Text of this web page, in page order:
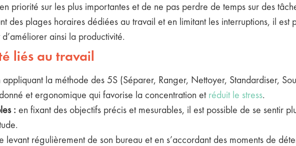
priorité sur les plus importantes et de ne pas perdre de temps sur des
des plages horaires dédiées au travail et en limitant les interruptions, il est
ainsi la productivité.
liés au travail
appliquant la méthode des 5S (Séparer, Ranger, Nettoyer, Standardiser,
et ergonomique qui favorise la concentration et réduit le stress.
: en fixant des objectifs précis et mesurables, il est possible de se sentir
levant régulièrement de son bureau et en s’accordant des moments de